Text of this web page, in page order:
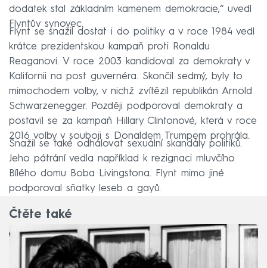
dodatek stal základním kamenem demokracie,“ uvedl
Flyntův synovec.
Flynt se snažil dostat i do politiky a v roce 1984 vedl
krátce prezidentskou kampaň proti Ronaldu
Reaganovi. V roce 2003 kandidoval za demokraty v
Kalifornii na post guvernéra. Skončil sedmý, byly to
mimochodem volby, v nichž zvítězil republikán Arnold
Schwarzenegger. Později podporoval demokraty a
postavil se za kampaň Hillary Clintonové, která v roce
2016 volby v souboji s Donaldem Trumpem prohrála.
Snažil se také odhalovat sexuální skandály politiků.
Jeho pátrání vedla například k rezignaci mluvčího
Bílého domu Boba Livingstona. Flynt mimo jiné
podporoval sňatky leseb a gayů.
Čtěte také